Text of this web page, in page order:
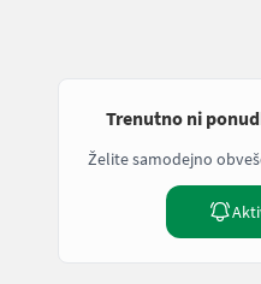
Trenutno ni
Želite samodejno